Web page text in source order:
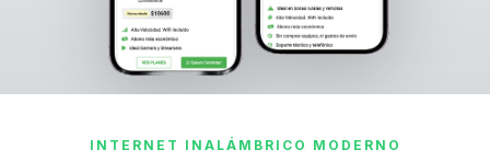
INTERNET INALÁMBRICO MODERNO